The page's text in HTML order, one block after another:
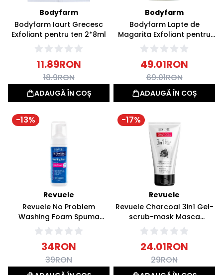
Bodyfarm
Bodyfarm Iaurt Grecesc
Exfoliant pentru ten 2*8ml
11.89RON
18.9RON
ADAUGĂ ÎN COȘ
Bodyfarm
Bodyfarm Lapte de
Magarita Exfoliant pentru
ten 50ml
49.01RON
69.01RON
ADAUGĂ ÎN COȘ
-13%
Revuele
Revuele No Problem
Washing Foam Spuma
pentru Curatarea Tenului
cu acid salicilic 150ml
34RON
39RON
-17%
Revuele
Revuele Charcoal 3in1 Gel-
scrub-mask Masca
Exfolianta cu Carbune Activ
150ml
24.01RON
29RON